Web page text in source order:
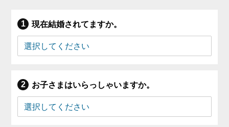
現在結婚されてますか。
お子さまはいらっしゃいますか。